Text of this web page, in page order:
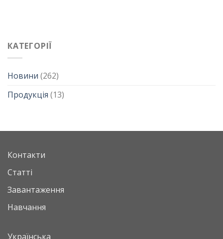
КАТЕГОРІЇ
Новини (262)
Продукція (13)
Контакти
Статті
Завантаження
Навчання
Українська